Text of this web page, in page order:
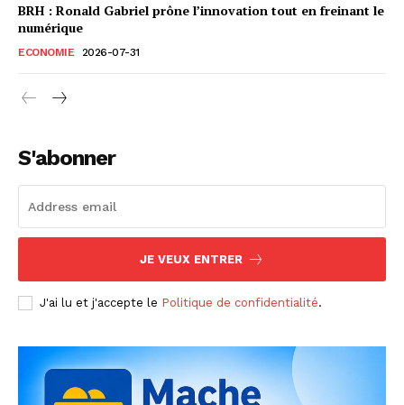
BRH : Ronald Gabriel prône l’innovation tout en freinant le
numérique
ECONOMIE 2026-07-31
S'abonner
JE VEUX ENTRER
J'ai lu et j'accepte le Politique de confidentialité.